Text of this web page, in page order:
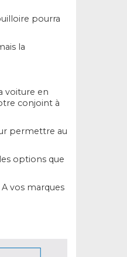
pourra
la
voiture en
conjoint à
permettre au
options que
vos marques